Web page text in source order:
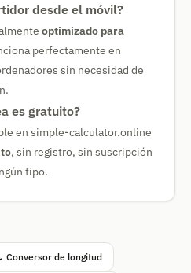
desde el móvil?
optimizado para
perfectamente en
sin necesidad de
es gratuito?
en simple-calculator.online
, sin registro, sin suscripción
tipo.
Conversor de longitud